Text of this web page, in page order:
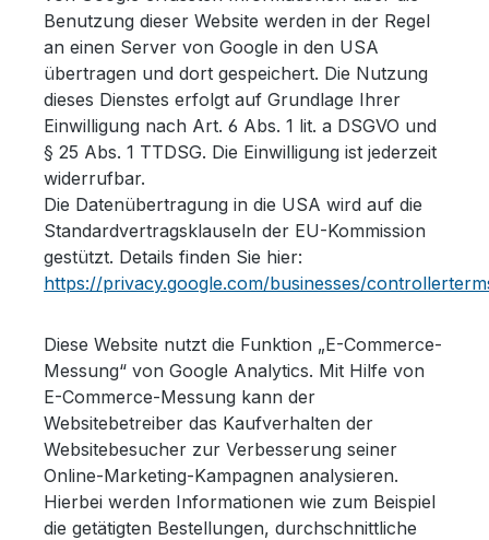
Benutzung dieser Website werden in der Regel
an einen Server von Google in den USA
übertragen und dort gespeichert. Die Nutzung
dieses Dienstes erfolgt auf Grundlage Ihrer
Einwilligung nach Art. 6 Abs. 1 lit. a DSGVO und
§ 25 Abs. 1 TTDSG. Die Einwilligung ist jederzeit
widerrufbar.
Die Datenübertragung in die USA wird auf die
Standardvertragsklauseln der EU-Kommission
gestützt. Details finden Sie hier:
https://privacy.google.com/businesses/
Diese Website nutzt die Funktion „E-Commerce-
Messung“ von Google Analytics. Mit Hilfe von
E-Commerce-Messung kann der
Websitebetreiber das Kaufverhalten der
Websitebesucher zur Verbesserung seiner
Online-Marketing-Kampagnen analysieren.
Hierbei werden Informationen wie zum Beispiel
die getätigten Bestellungen, durchschnittliche